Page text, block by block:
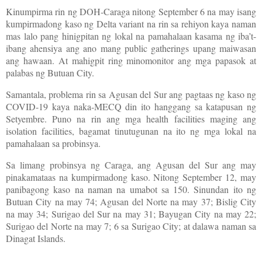
Kinumpirma rin ng DOH-Caraga nitong September 6 na may isang
kumpirmadong kaso ng Delta variant na rin sa rehiyon kaya naman
mas lalo pang hinigpitan ng lokal na pamahalaan kasama ng iba’t-
ibang ahensiya ang ano mang public gatherings upang maiwasan
ang hawaan. At mahigpit ring minomonitor ang mga papasok at
palabas ng Butuan City.
Samantala, problema rin sa Agusan del Sur ang pagtaas ng kaso ng
COVID-19 kaya naka-MECQ din ito hanggang sa katapusan ng
Setyembre. Puno na rin ang mga health facilities maging ang
isolation facilities, bagamat tinutugunan na ito ng mga lokal na
pamahalaan sa probinsya.
Sa limang probinsya ng Caraga, ang Agusan del Sur ang may
pinakamataas na kumpirmadong kaso. Nitong September 12, may
panibagong kaso na naman na umabot sa 150. Sinundan ito ng
Butuan City na may 74; Agusan del Norte na may 37; Bislig City
na may 34; Surigao del Sur na may 31; Bayugan City na may 22;
Surigao del Norte na may 7; 6 sa Surigao City; at dalawa naman sa
Dinagat Islands.